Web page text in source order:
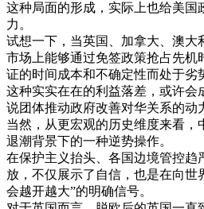
这种局面的形成 ， 实际上也给美国
力。
试想一下 ， 当英国 、 加拿大、 澳大
市场上能够通过免签政策抢占先机
证的时间成本和不确定性而处于劣
这种实实在在的利益落差 ， 或许会
说团体推动政府改善对华关系的动
当然 ， 从更宏观的历史维度来看 ，
退潮背景下的一种逆势操作。
在保护主义抬头、 各国边境管控趋
放 ， 不仅展示了 自信 ， 也是在向世
会越开越大”的明确信号。